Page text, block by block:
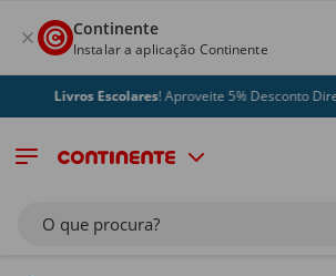
Continente
Instalar a aplicação Continente
Livros Escolares! Aproveite 5% Desconto
O que procura?